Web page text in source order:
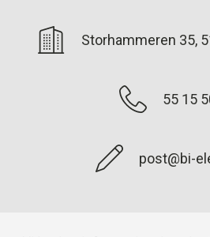
Storhammeren 35,
55 15
post@bi-